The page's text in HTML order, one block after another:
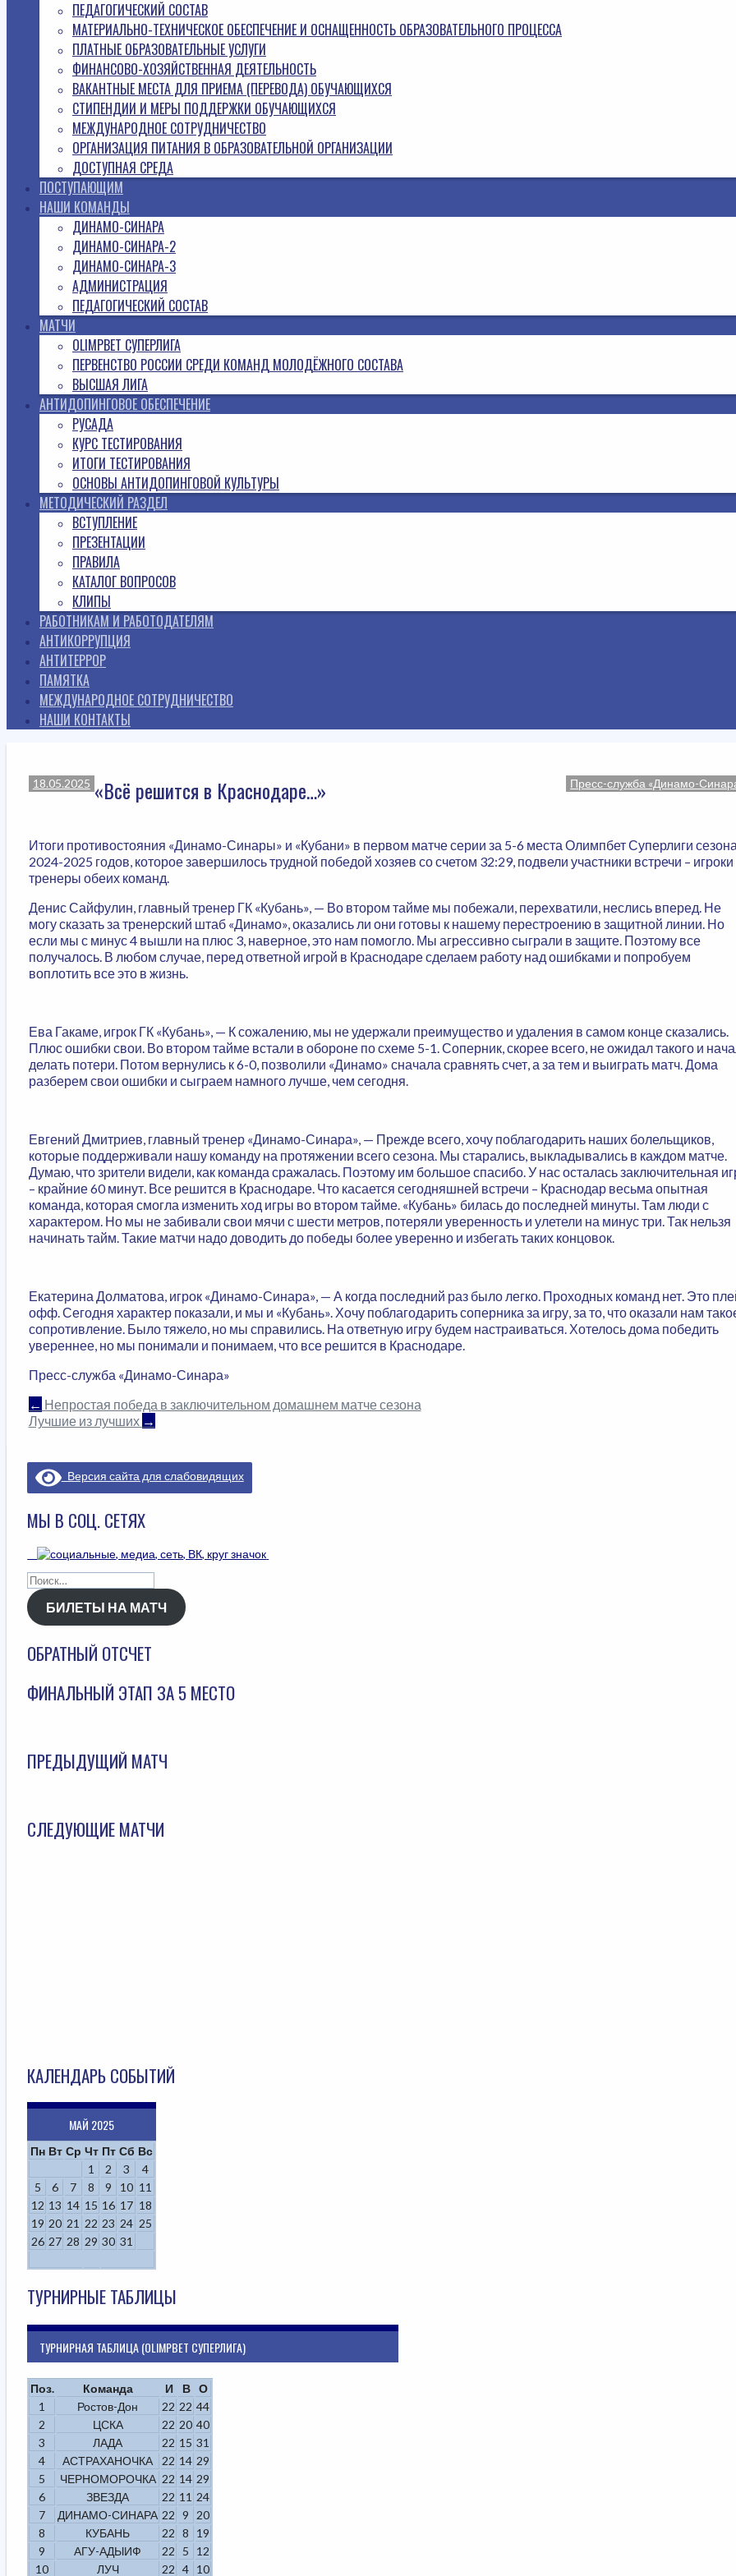
ПЕДАГОГИЧЕСКИЙ СОСТАВ
МАТЕРИАЛЬНО-ТЕХНИЧЕСКОЕ ОБЕСПЕЧЕНИЕ И ОСНАЩЕННОСТЬ ОБРАЗОВАТЕЛЬНОГО ПРОЦЕССА
ПЛАТНЫЕ ОБРАЗОВАТЕЛЬНЫЕ УСЛУГИ
ФИНАНСОВО-ХОЗЯЙСТВЕННАЯ ДЕЯТЕЛЬНОСТЬ
ВАКАНТНЫЕ МЕСТА ДЛЯ ПРИЕМА (ПЕРЕВОДА) ОБУЧАЮЩИХСЯ
СТИПЕНДИИ И МЕРЫ ПОДДЕРЖКИ ОБУЧАЮЩИХСЯ
МЕЖДУНАРОДНОЕ СОТРУДНИЧЕСТВО
ОРГАНИЗАЦИЯ ПИТАНИЯ В ОБРАЗОВАТЕЛЬНОЙ ОРГАНИЗАЦИИ
ДОСТУПНАЯ СРЕДА
ПОСТУПАЮЩИМ
НАШИ КОМАНДЫ
ДИНАМО-СИНАРА
ДИНАМО-СИНАРА-2
ДИНАМО-СИНАРА-3
АДМИНИСТРАЦИЯ
ПЕДАГОГИЧЕСКИЙ СОСТАВ
МАТЧИ
OLIMPBET СУПЕРЛИГА
ПЕРВЕНСТВО РОССИИ СРЕДИ КОМАНД МОЛОДЁЖНОГО СОСТАВА
ВЫСШАЯ ЛИГА
АНТИДОПИНГОВОЕ ОБЕСПЕЧЕНИЕ
РУСАДА
КУРС ТЕСТИРОВАНИЯ
ИТОГИ ТЕСТИРОВАНИЯ
ОСНОВЫ АНТИДОПИНГОВОЙ КУЛЬТУРЫ
МЕТОДИЧЕСКИЙ РАЗДЕЛ
ВСТУПЛЕНИЕ
ПРЕЗЕНТАЦИИ
ПРАВИЛА
КАТАЛОГ ВОПРОСОВ
КЛИПЫ
РАБОТНИКАМ И РАБОТОДАТЕЛЯМ
АНТИКОРРУПЦИЯ
АНТИТЕРРОР
ПАМЯТКА
МЕЖДУНАРОДНОЕ СОТРУДНИЧЕСТВО
НАШИ КОНТАКТЫ
Пресс-служба «Динамо-
18.05.2025 «Всё решится в Краснодаре…»
Итоги противостояния «Динамо-Синары» и «Кубани» в первом матче серии за 5-6 места Олимпбет Суперлиги сезона
2024-2025 годов, которое завершилось трудной победой хозяев со счетом 32:29, подвели участники встречи – игроки
тренеры обеих команд.
Денис Сайфулин, главный тренер ГК «Кубань», — Во втором тайме мы побежали, перехватили, неслись вперед. Не
могу сказать за тренерский штаб «Динамо», оказались ли они готовы к нашему перестроению в защитной линии. Но
если мы с минус 4 вышли на плюс 3, наверное, это нам помогло. Мы агрессивно сыграли в защите. Поэтому все
получалось. В любом случае, перед ответной игрой в Краснодаре сделаем работу над ошибками и попробуем
воплотить все это в жизнь.
Ева Гакаме, игрок ГК «Кубань», — К сожалению, мы не удержали преимущество и удаления в самом конце сказались.
Плюс ошибки свои. Во втором тайме встали в обороне по схеме 5-1. Соперник, скорее всего, не ожидал такого и
делать потери. Потом вернулись к 6-0, позволили «Динамо» сначала сравнять счет, а за тем и выиграть матч. Дома
разберем свои ошибки и сыграем намного лучше, чем сегодня.
Евгений Дмитриев, главный тренер «Динамо-Синара», — Прежде всего, хочу поблагодарить наших болельщиков,
которые поддерживали нашу команду на протяжении всего сезона. Мы старались, выкладывались в каждом матче.
Думаю, что зрители видели, как команда сражалась. Поэтому им большое спасибо. У нас осталась заключительная
– крайние 60 минут. Все решится в Краснодаре. Что касается сегодняшней встречи – Краснодар весьма опытная
команда, которая смогла изменить ход игры во втором тайме. «Кубань» билась до последней минуты. Там люди с
характером. Но мы не забивали свои мячи с шести метров, потеряли уверенность и улетели на минус три. Так нельзя
начинать тайм. Такие матчи надо доводить до победы более уверенно и избегать таких концовок.
Екатерина Долматова, игрок «Динамо-Синара», — А когда последний раз было легко. Проходных команд нет. Это
офф. Сегодня характер показали, и мы и «Кубань». Хочу поблагодарить соперника за игру, за то, что оказали нам
сопротивление. Было тяжело, но мы справились. На ответную игру будем настраиваться. Хотелось дома победить
увереннее, но мы понимали и понимаем, что все решится в Краснодаре.
Пресс-служба «Динамо-Синара»
НАВИГАЦИЯ
ЗАПИСЯМ
← Непростая победа в заключительном домашнем матче сезона
Лучшие из лучших →
Версия сайта для слабовидящих
МЫ В СОЦ. СЕТЯХ
Найти:
БИЛЕТЫ НА МАТЧ
ОБРАТНЫЙ ОТСЧЕТ
ФИНАЛЬНЫЙ ЭТАП ЗА 5 МЕСТО
ПРЕДЫДУЩИЙ МАТЧ
СЛЕДУЮЩИЕ МАТЧИ
КАЛЕНДАРЬ СОБЫТИЙ
МАЙ 2025
Пн Вт Ср Чт Пт Сб Вс
1
2 3
4
5
6 7 8 9 10 11
12 13 14 15 16 17 18
19 20 21 22 23 24 25
26 27 28 29 30 31
ТУРНИРНЫЕ ТАБЛИЦЫ
ТУРНИРНАЯ ТАБЛИЦА (OLIMPBET СУПЕРЛИГА)
Поз. Команда И В
О
1
Ростов-Дон 22 22 44
2
ЦСКА 22 20 40
3
ЛАДА 22 15 31
4
АСТРАХАНОЧКА 22 14 29
5
ЧЕРНОМОРОЧКА 22 14 29
6
ЗВЕЗДА 22 11 24
7
ДИНАМО-СИНАРА 22 9
20
8
КУБАНЬ 22 8
19
9
АГУ-АДЫИФ 22 5
12
10
ЛУЧ 22 4 10